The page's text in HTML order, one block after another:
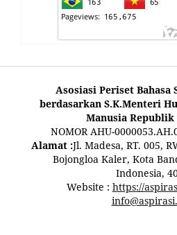
Asosiasi Periset Bahasa
berdasarkan S.K.Menteri
Manusia
NOMOR AHU-
Alamat :Jl. Madesa, RT. 005,
Bojongloa Kaler, Kota
Indonesia,
Website : https://